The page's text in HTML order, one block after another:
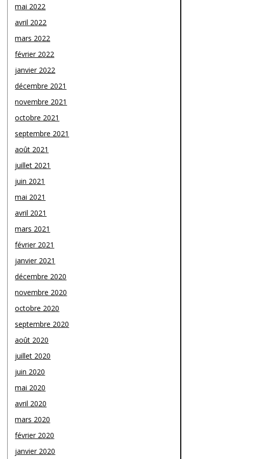
mai 2022
avril 2022
mars 2022
février 2022
janvier 2022
décembre 2021
novembre 2021
octobre 2021
septembre 2021
août 2021
juillet 2021
juin 2021
mai 2021
avril 2021
mars 2021
février 2021
janvier 2021
décembre 2020
novembre 2020
octobre 2020
septembre 2020
août 2020
juillet 2020
juin 2020
mai 2020
avril 2020
mars 2020
février 2020
janvier 2020